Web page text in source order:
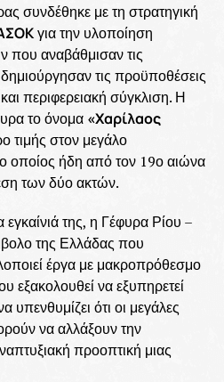
συνδέθηκε με τη στρατηγική
για την υλοποίηση
αναβάθμισαν τις
τις προϋποθέσεις
περιφερειακή σύγκλιση. Η
το όνομα «Χαρίλαος
τιμής στον μεγάλο
ο οποίος ήδη από τον 19ο αιώνα
των δύο ακτών.
εγκαίνιά της, η Γέφυρα Ρίου –
της Ελλάδας που
έργα με μακροπρόθεσμο
να εξυπηρετεί
υπενθυμίζει ότι οι μεγάλες
να αλλάξουν την
προοπτική μιας